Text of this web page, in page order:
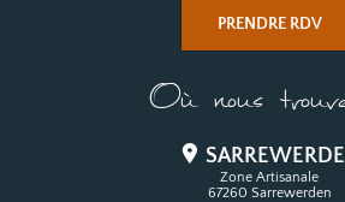
PRENDRE RDV
Où nous
Zone Artisanale
67260 Sarrewerden